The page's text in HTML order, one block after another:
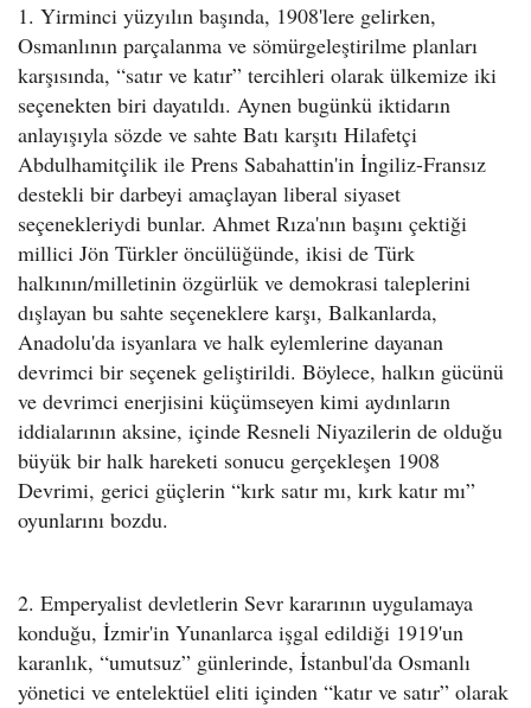
1. Yirminci yüzyılın başında, 1908'lere gelirken,
Osmanlının parçalanma ve sömürgeleştirilme planları
karşısında, “satır ve katır” tercihleri olarak ülkemize iki
seçenekten biri dayatıldı. Aynen bugünkü iktidarın
anlayışıyla sözde ve sahte Batı karşıtı Hilafetçi
Abdulhamitçilik ile Prens Sabahattin'in İngiliz-Fransız
destekli bir darbeyi amaçlayan liberal siyaset
seçenekleriydi bunlar. Ahmet Rıza'nın başını çektiği
millici Jön Türkler öncülüğünde, ikisi de Türk
halkının/milletinin özgürlük ve demokrasi taleplerini
dışlayan bu sahte seçeneklere karşı, Balkanlarda,
Anadolu'da isyanlara ve halk eylemlerine dayanan
devrimci bir seçenek geliştirildi. Böylece, halkın gücünü
ve devrimci enerjisini küçümseyen kimi aydınların
iddialarının aksine, içinde Resneli Niyazilerin de olduğu
büyük bir halk hareketi sonucu gerçekleşen 1908
Devrimi, gerici güçlerin “kırk satır mı, kırk katır mı”
oyunlarını bozdu.
2. Emperyalist devletlerin Sevr kararının uygulamaya
konduğu, İzmir'in Yunanlarca işgal edildiği 1919'un
karanlık, “umutsuz” günlerinde, İstanbul'da Osmanlı
yönetici ve entelektüel eliti içinden “katır ve satır” olarak